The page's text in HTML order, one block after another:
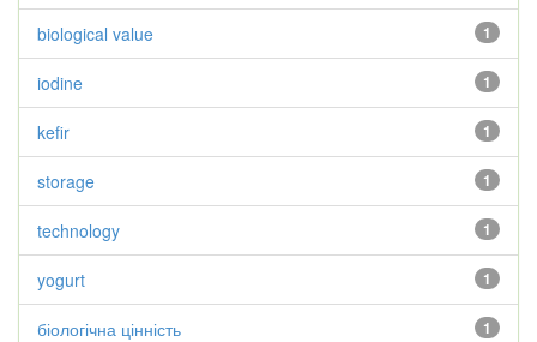
1
biological value
1
iodine
1
kefir
1
storage
1
technology
1
yogurt
1
біологічна цінність